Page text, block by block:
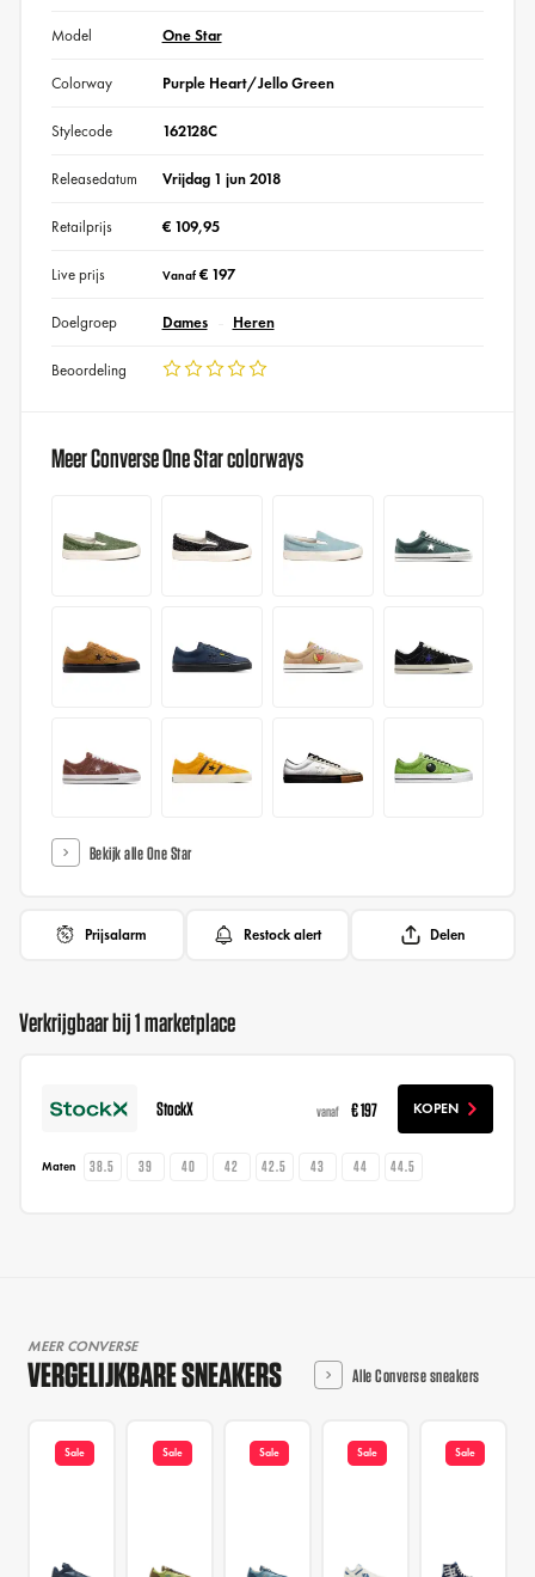
Model One Star
Colorway Purple Heart/Jello Green
Stylecode 162128C
Releasedatum Vrijdag 1 jun 2018
Retailprijs € 109,95
Live prijs Vanaf€ 197
Doelgroep Dames Heren
Beoordeling
Meer Converse One Star colorways
Bekijk alle One Star
Prijsalarm Restock alert Delen
Verkrijgbaar bij 1 marketplace
StockX vanaf € 197 KOPEN
Maten 38.5 39 40 42 42.5 43 44 44.5
MEER CONVERSE
VERGELIJKBARE SNEAKERS Alle Converse sneakers
Sale Sale Sale Sale Sale